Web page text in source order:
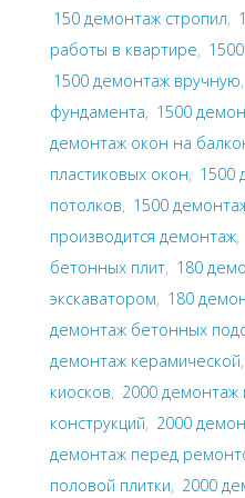
150 демонтаж стропил,
работы в квартире,
1500 демонтаж вручную,
фундамента, 1500
демонтаж окон на
пластиковых окон, 1500
потолков, 1500
производится демонтаж,
бетонных плит, 180
экскаватором, 180
демонтаж бетонных
демонтаж керамической,
киосков, 2000 демонтаж
конструкций, 2000
демонтаж перед
половой плитки, 2000